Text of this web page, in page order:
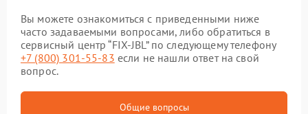
Вы можете ознакомиться с приведенными ниже
часто задаваемыми вопросами, либо обратиться в
сервисный центр “FIX-JBL” по следующему телефону
+7 (800) 301-55-83 если не нашли ответ на свой
вопрос.
Общие вопросы